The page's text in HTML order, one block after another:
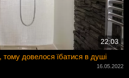
22:03
довелося їбатися в душі
16.05.2022